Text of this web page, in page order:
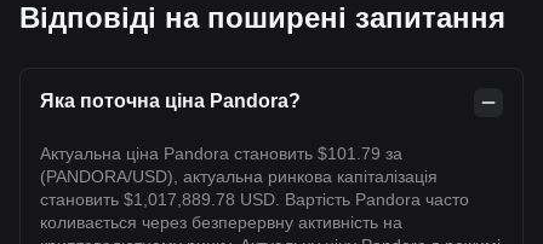
Відповіді на поширені запитання
Яка поточна ціна Pandora?
Актуальна ціна Pandora становить $101.79 за
(PANDORA/USD), актуальна ринкова капіталізація
становить $1,017,889.78 USD. Вартість Pandora часто
коливається через безперервну активність на